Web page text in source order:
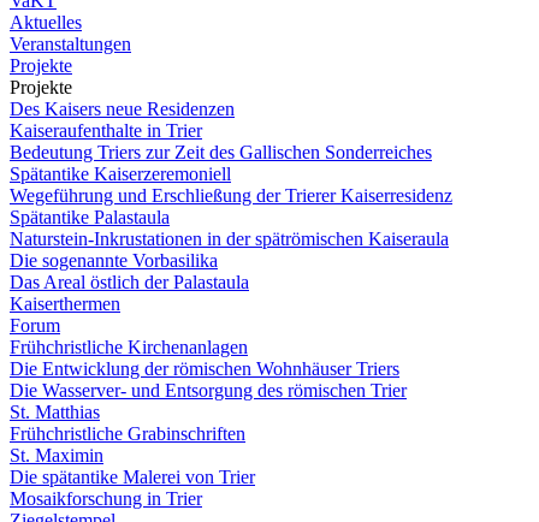
Aktuelles
Veranstaltungen
Projekte
Projekte
Des Kaisers neue Residenzen
Kaiseraufenthalte in Trier
Bedeutung Triers zur Zeit des Gallischen Sonderreiches
Spätantike Kaiserzeremoniell
Wegeführung und Erschließung der Trierer Kaiserresidenz
Spätantike Palastaula
Naturstein-Inkrustationen in der spätrömischen Kaiseraula
Die sogenannte Vorbasilika
Das Areal östlich der Palastaula
Kaiserthermen
Forum
Frühchristliche Kirchenanlagen
Die Entwicklung der römischen Wohnhäuser Triers
Die Wasserver- und Entsorgung des römischen Trier
St. Matthias
Frühchristliche Grabinschriften
St. Maximin
Die spätantike Malerei von Trier
Mosaikforschung in Trier